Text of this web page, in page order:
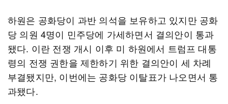
하원은 공화당이 과반 의석을 보유하고 있지만 공화
당 의원 4명이 민주당에 가세하면서 결의안이 통과
됐다. 이란 전쟁 개시 이후 미 하원에서 트럼프 대통
령의 전쟁 권한을 제한하기 위한 결의안이 세 차례
부결됐지만, 이번에는 공화당 이탈표가 나오면서 통
과됐다.